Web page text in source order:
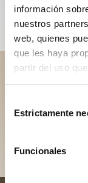
información
nuestros
web, quienes
que les haya
partir del uso
Estrictamente
Funcionales